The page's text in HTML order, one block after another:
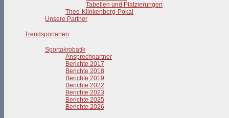
Tabellen und Platzierungen
Theo-Klinkenberg-Pokal
Unsere Partner
Trendsportarten
Sportakrobatik
Ansprechpartner
Berichte 2017
Berichte 2018
Berichte 2019
Berichte 2022
Berichte 2023
Berichte 2025
Berichte 2026